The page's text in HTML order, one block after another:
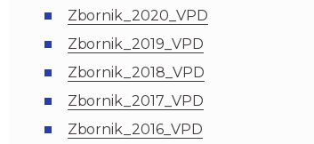
Zbornik_2020_VPD
Zbornik_2019_VPD
Zbornik_2018_VPD
Zbornik_2017_VPD
Zbornik_2016_VPD